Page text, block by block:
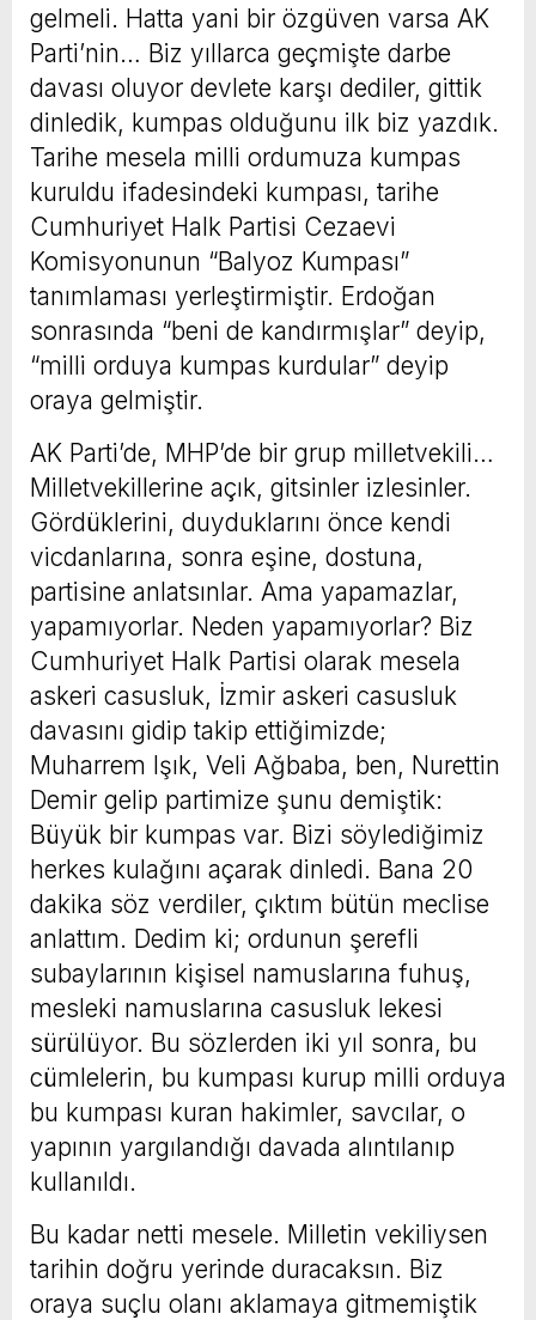
gelmeli. Hatta yani bir özgüven varsa AK
Parti’nin… Biz yıllarca geçmişte darbe
davası oluyor devlete karşı dediler, gittik
dinledik, kumpas olduğunu ilk biz yazdık.
Tarihe mesela milli ordumuza kumpas
kuruldu ifadesindeki kumpası, tarihe
Cumhuriyet Halk Partisi Cezaevi
Komisyonunun “Balyoz Kumpası”
tanımlaması yerleştirmiştir. Erdoğan
sonrasında “beni de kandırmışlar” deyip,
“milli orduya kumpas kurdular” deyip
oraya gelmiştir.
AK Parti’de, MHP’de bir grup milletvekili…
Milletvekillerine açık, gitsinler izlesinler.
Gördüklerini, duyduklarını önce kendi
vicdanlarına, sonra eşine, dostuna,
partisine anlatsınlar. Ama yapamazlar,
yapamıyorlar. Neden yapamıyorlar? Biz
Cumhuriyet Halk Partisi olarak mesela
askeri casusluk, İzmir askeri casusluk
davasını gidip takip ettiğimizde;
Muharrem Işık, Veli Ağbaba, ben, Nurettin
Demir gelip partimize şunu demiştik:
Büyük bir kumpas var. Bizi söylediğimiz
herkes kulağını açarak dinledi. Bana 20
dakika söz verdiler, çıktım bütün meclise
anlattım. Dedim ki; ordunun şerefli
subaylarının kişisel namuslarına fuhuş,
mesleki namuslarına casusluk lekesi
sürülüyor. Bu sözlerden iki yıl sonra, bu
cümlelerin, bu kumpası kurup milli orduya
bu kumpası kuran hakimler, savcılar, o
yapının yargılandığı davada alıntılanıp
kullanıldı.
Bu kadar netti mesele. Milletin vekiliysen
tarihin doğru yerinde duracaksın. Biz
oraya suçlu olanı aklamaya gitmemiştik